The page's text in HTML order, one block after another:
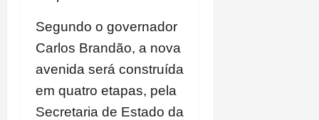
Segundo o governador
Carlos Brandão, a nova
avenida será construída
em quatro etapas, pela
Secretaria de Estado da